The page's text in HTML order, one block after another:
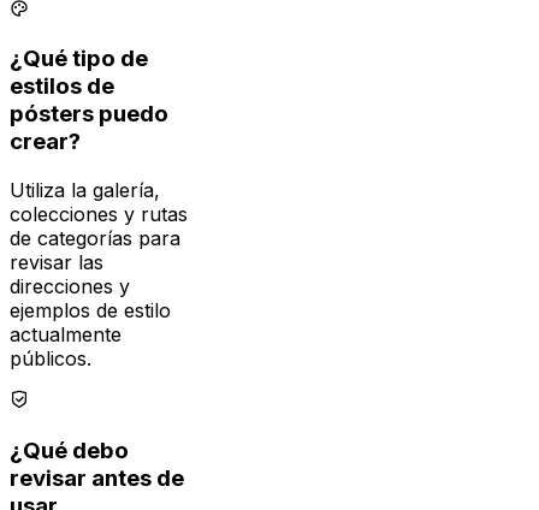
¿Qué tipo de
estilos de
pósters puedo
crear?
Utiliza la galería,
de categorías para
revisar las
direcciones y
ejemplos de estilo
actualmente
públicos.
¿Qué debo
revisar antes de
usar
comercialmente?